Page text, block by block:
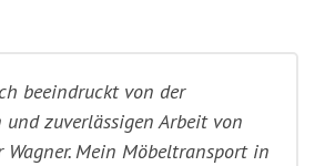
beeindruckt von der
zuverlässigen Arbeit von
Wagner. Mein Möbeltransport in